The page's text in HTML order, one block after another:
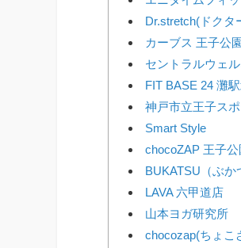
Dr.stretch(ドクタ
カーブス 王子公
セントラルウェ
FIT BASE 24 灘
神戸市立王子ス
Smart Style
chocoZAP 王子公
BUKATSU（ぶか
LAVA 六甲道店
山本ヨガ研究所
chocozap(ちょこ